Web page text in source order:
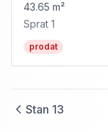
43.65 m²
Sprat 1
prodat
Stan 13